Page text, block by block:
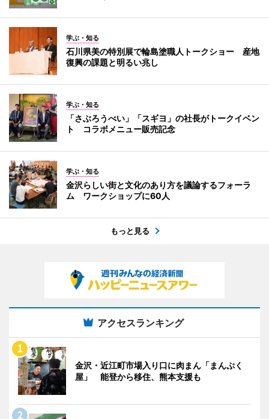
学ぶ・知る
石川県美の特別展で輪島塗職人トークショー 産地
復興の課題と明るい兆し
学ぶ・知る
「さぶろうべい」「スギヨ」の社長がトークイベン
ト コラボメニュー販売記念
学ぶ・知る
金沢らしい街と文化のあり方を議論するフォーラ
ム ワークショップに60人
もっと見る
アクセスランキング
金沢・近江町市場入り口に肉まん「まんぷく
屋」 能登から移住、熊本支援も